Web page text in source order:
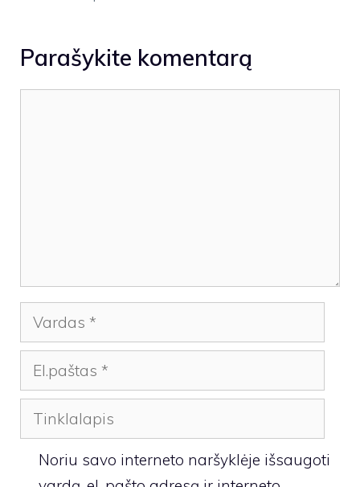
Parašykite komentarą
Vardas
El.paštas
Tinklalapis
Noriu savo interneto naršyklėje išsaugoti